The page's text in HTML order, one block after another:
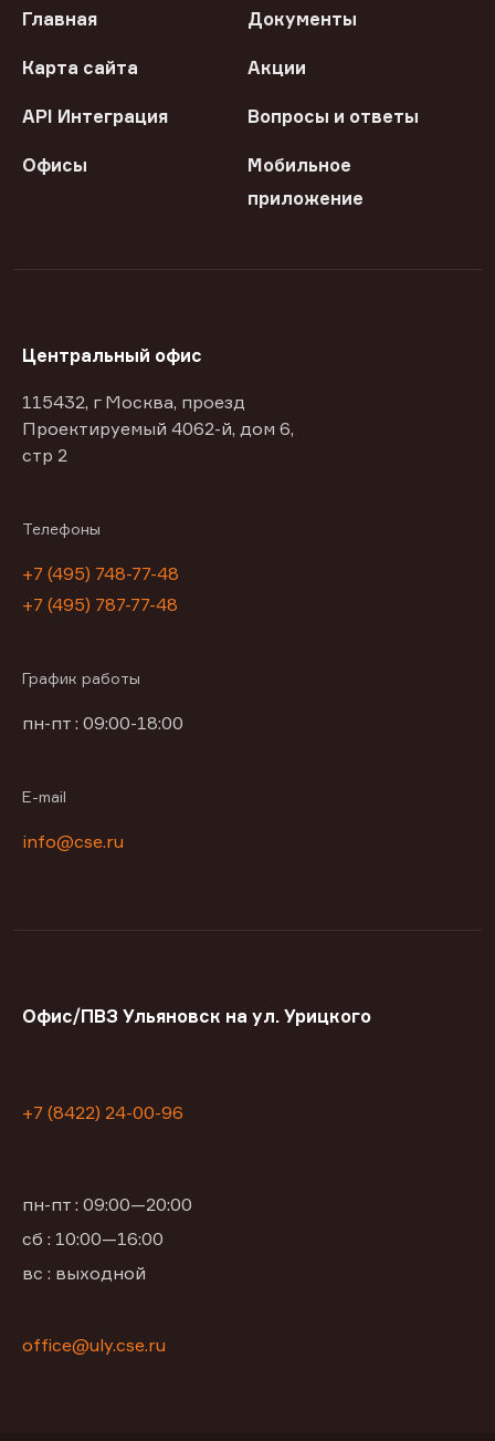
Главная Документы
Карта сайта Акции
API Интеграция Вопросы и ответы
Офисы
Мобильное
приложение
Центральный офис
115432, г Москва, проезд
Проектируемый 4062-й, дом 6,
стр 2
Телефоны
+7 (495) 748-77-48
+7 (495) 787-77-48
График работы
пн-пт : 09:00-18:00
E-mail
info@cse.ru
Офис/ПВЗ Ульяновск на ул. Урицкого
+7 (8422) 24-00-96
пн-пт : 09:00—20:00
сб : 10:00—16:00
вс : выходной
office@uly.cse.ru